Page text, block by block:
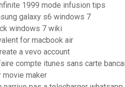
1999 mode infusion tips
galaxy s6 windows 7
windows 7 wiki
for macbook air
a vevo account
compte itunes sans carte
movie maker